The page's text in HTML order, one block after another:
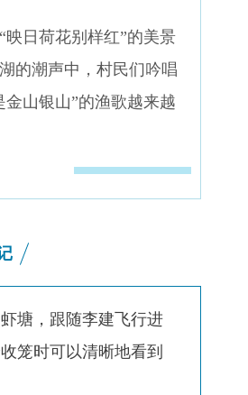
映日荷花别样红”的美景
的潮声中，村民们吟唱
金山银山”的渔歌越来越
塘，跟随李建飞行进
笼时可以清晰地看到